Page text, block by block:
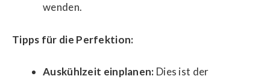
wenden.
Tipps für die Perfektion:
Auskühlzeit einplanen: Dies ist der